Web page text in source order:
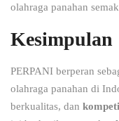
olahraga panahan
Kesimpulan
PERPANI berperan
olahraga panahan di
berkualitas, dan